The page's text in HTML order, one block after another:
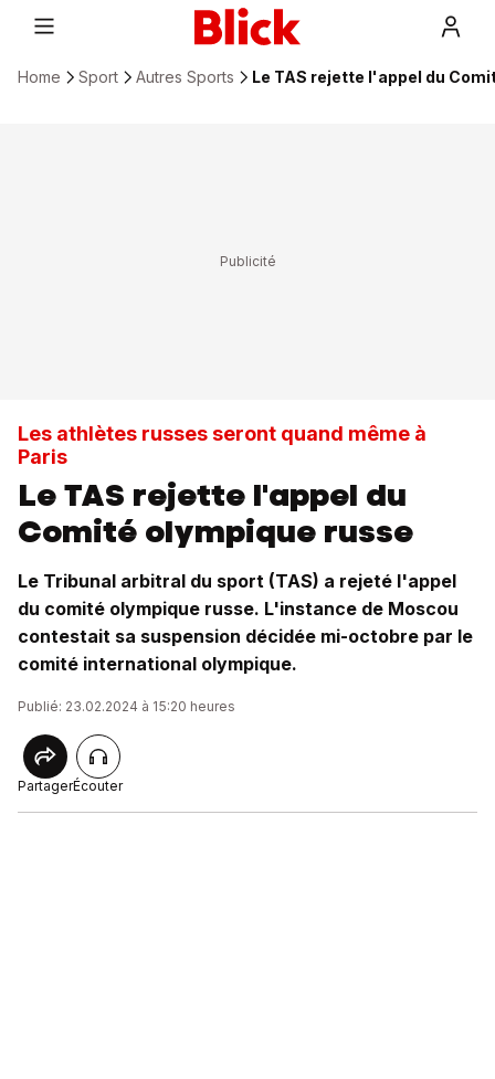
Home Sport Autres Sports Le TAS rejette l'appel du
Les athlètes russes seront quand même à
Paris
Le TAS rejette l'appel du
Comité olympique russe
Le Tribunal arbitral du sport (TAS) a rejeté l'appel
du comité olympique russe. L'instance de Moscou
contestait sa suspension décidée mi-octobre par le
comité international olympique.
Publié: 23.02.2024 à 15:20 heures
PartagerÉcouter